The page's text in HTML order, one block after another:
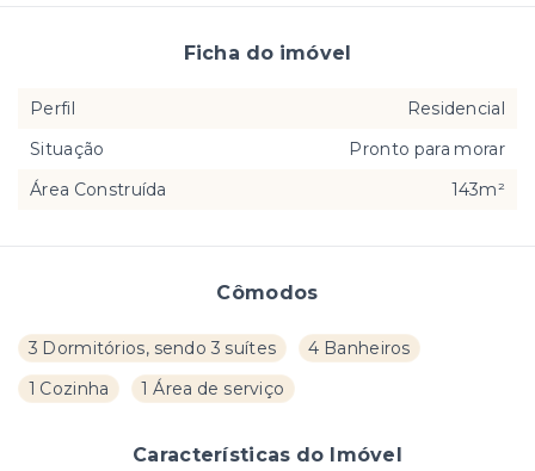
Cômodos
3 Dormitórios, sendo 3 suítes
4 Banheiros
1 Cozinha
1 Área de serviço
Características do Imóvel
Ficha do imóvel
Perfil
Residencial
Situação
Pronto para morar
Área Construída
143m²